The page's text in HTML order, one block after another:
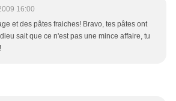
16:00
et des pâtes fraiches! Bravo, tes pâtes ont
sait que ce n'est pas une mince affaire, tu